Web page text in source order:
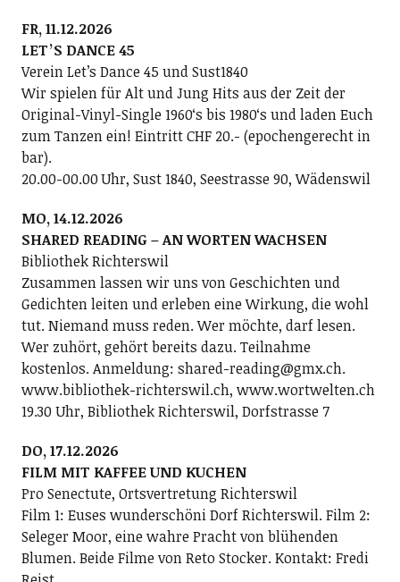
FR, 11.12.2026
LETʼS DANCE 45
Verein Letʼs Dance 45 und Sust1840
Wir spielen für Alt und Jung Hits aus der Zeit der
Original-Vinyl-Single 1960ʻs bis 1980ʻs und laden Euch
zum Tanzen ein! Eintritt CHF 20.- (epochengerecht in
bar).
20.00-00.00 Uhr, Sust 1840, Seestrasse 90, Wädenswil
MO, 14.12.2026
SHARED READING – AN WORTEN WACHSEN
Bibliothek Richterswil
Zusammen lassen wir uns von Geschichten und
Gedichten leiten und erleben eine Wirkung, die wohl
tut. Niemand muss reden. Wer möchte, darf lesen.
Wer zuhört, gehört bereits dazu. Teilnahme
kostenlos. Anmeldung: shared-reading@gmx.ch.
www.bibliothek-richterswil.ch, www.wortwelten.ch
19.30 Uhr, Bibliothek Richterswil, Dorfstrasse 7
DO, 17.12.2026
FILM MIT KAFFEE UND KUCHEN
Pro Senectute, Ortsvertretung Richterswil
Film 1: Euses wunderschöni Dorf Richterswil. Film 2:
Seleger Moor, eine wahre Pracht von blühenden
Blumen. Beide Filme von Reto Stocker. Kontakt: Fredi